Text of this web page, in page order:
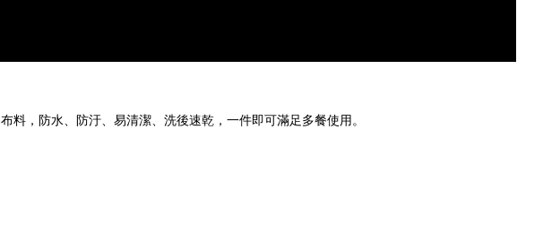
，防水、防汙、易清潔、洗後速乾，一件即可滿足多餐使用。